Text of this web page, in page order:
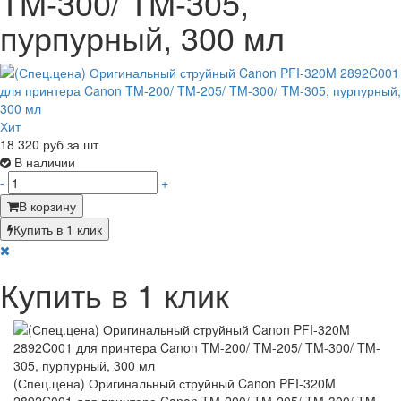
пурпурный, 300 мл
Хит
18 320 руб за шт
В наличии
-
+
В корзину
Купить в 1 клик
Купить в 1 клик
(Спец.цена) Оригинальный струйный Canon PFI-320M